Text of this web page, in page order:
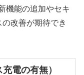
機能の追加やセキ
改善が期待でき
電の有無）